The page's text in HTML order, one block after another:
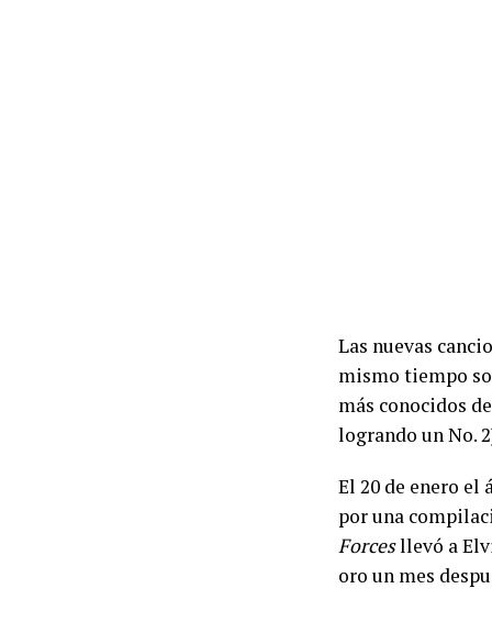
Las nuevas
mismo tiempo
más conocidos
logrando un No.
El 20 de enero el
por una
Forcesllevó a
oro un mes